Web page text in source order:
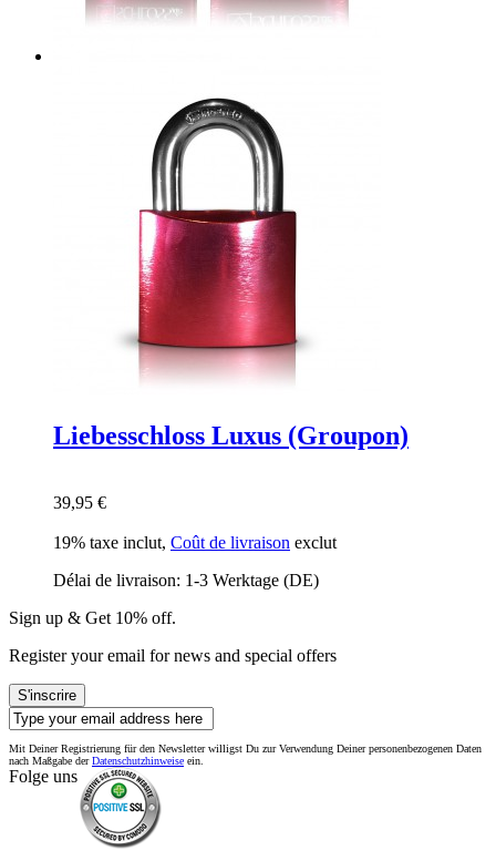
Liebesschloss Luxus (Groupon)
39,95 €
19% taxe inclut, Coût de livraison exclut
Délai de livraison: 1-3 Werktage (DE)
Sign up & Get 10% off.
Register your email for news and special offers
S'inscrire
Mit Deiner Registrierung für den Newsletter willigst Du zur Verwendung Deiner personenbezogenen Daten
nach Maßgabe derDatenschutzhinweise ein.
Folge uns